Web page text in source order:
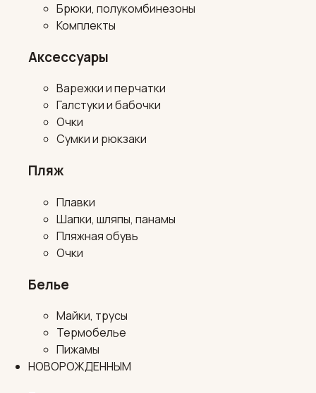
Брюки, полукомбинезоны
Комплекты
Аксессуары
Варежки и перчатки
Галстуки и бабочки
Очки
Сумки и рюкзаки
Пляж
Плавки
Шапки, шляпы, панамы
Пляжная обувь
Очки
Белье
Майки, трусы
Термобелье
Пижамы
НОВОРОЖДЕННЫМ